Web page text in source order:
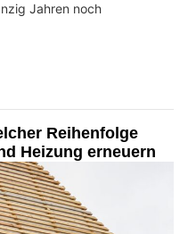
Jahren noch
Reihenfolge
Heizung erneuern